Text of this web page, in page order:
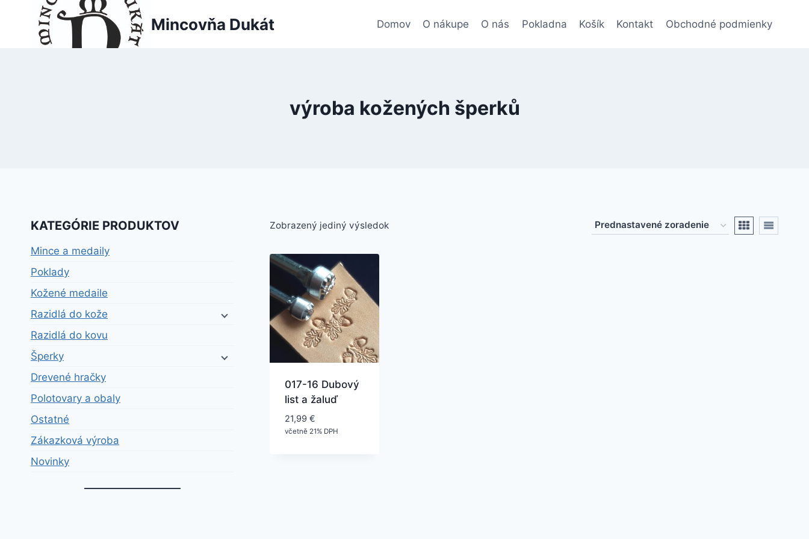
Mincovňa Dukát Domov O nákupe O nás Pokladna Košík Kontakt Obchodné podmienky
výroba kožených šperků
Zobrazený jediný výsledok
017-16 Dubový
list a žaluď
21,99 €
včetně 21% DPH
KATEGÓRIE PRODUKTOV
Mince a medaily
Poklady
Kožené medaile
Razidlá do kože
Razidlá do kovu
Šperky
Drevené hračky
Polotovary a obaly
Ostatné
Zákazková výroba
Novinky